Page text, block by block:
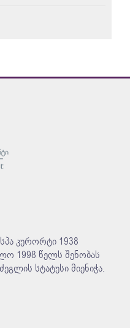
კურორტი 1938
1998 წელს შენობას
სტატუსი მიენიჭა.